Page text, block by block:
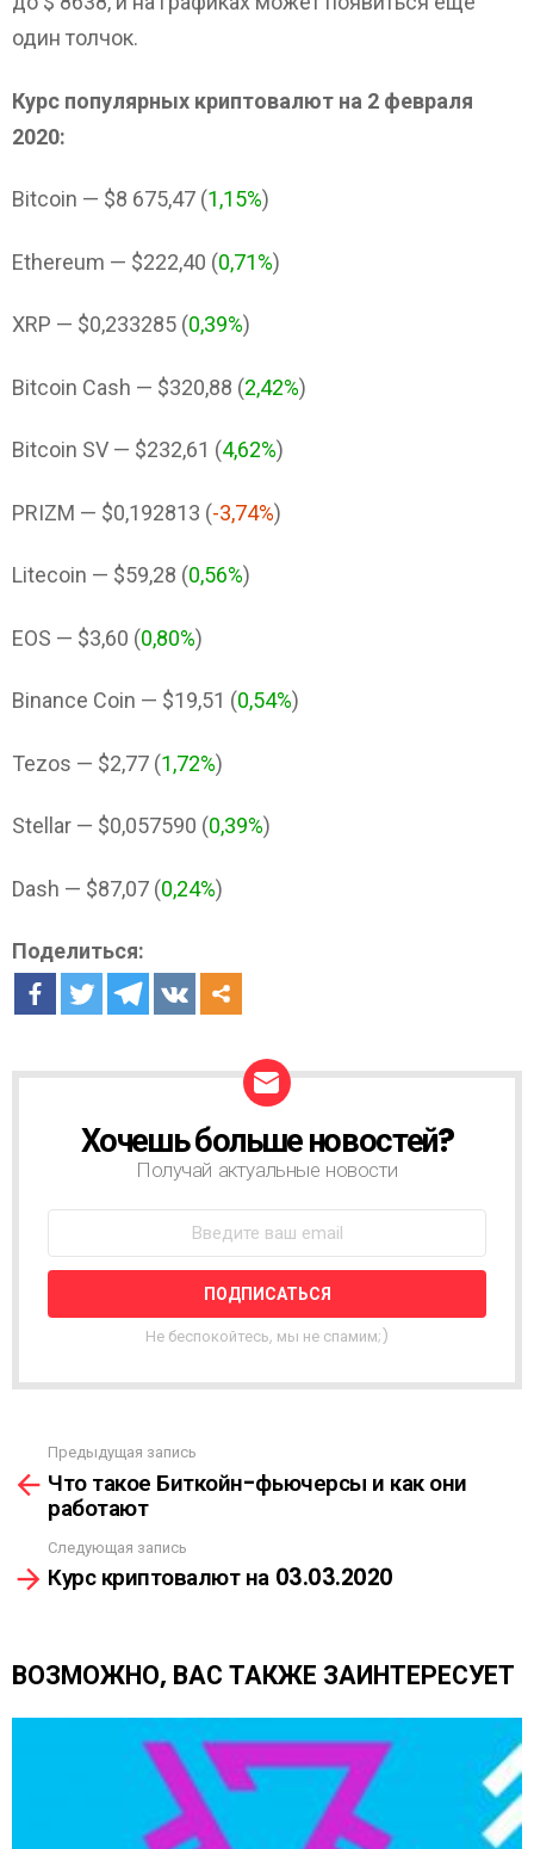
один толчок.
Курс популярных криптовалют на 2 февраля
2020:
Bitcoin — $8 675,47 (1,15%)
Ethereum — $222,40 (0,71%)
XRP — $0,233285 (0,39%)
Bitcoin Cash — $320,88 (2,42%)
Bitcoin SV — $232,61 (4,62%)
PRIZM — $0,192813 (-3,74%)
Litecoin — $59,28 (0,56%)
EOS — $3,60 (0,80%)
Binance Coin — $19,51 (0,54%)
Tezos — $2,77 (1,72%)
Stellar — $0,057590 (0,39%)
Dash — $87,07 (0,24%)
Поделиться:
О
Т
Н
Я
А
С
Ы
Л
К
А
Хочешь больше новостей?
Получай актуальные новости
Не беспокойтесь, мы не спамим;)
м
е
е
щ
е
Предыдущая запись
Что такое Биткойн-фьючерсы и как они
работают
Следующая запись
Курс криптовалют на 03.03.2020
ВОЗМОЖНО, ВАС ТАКЖЕ ЗАИНТЕРЕСУЕТ